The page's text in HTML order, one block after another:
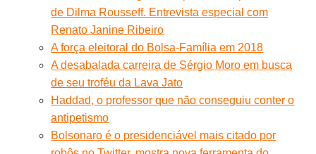
de Dilma Rousseff. Entrevista especial com
Renato Janine Ribeiro
A força eleitoral do Bolsa-Família em 2018
A desabalada carreira de Sérgio Moro em busca
de seu troféu da Lava Jato
Haddad, o professor que não conseguiu conter o
antipetismo
Bolsonaro é o presidenciável mais citado por